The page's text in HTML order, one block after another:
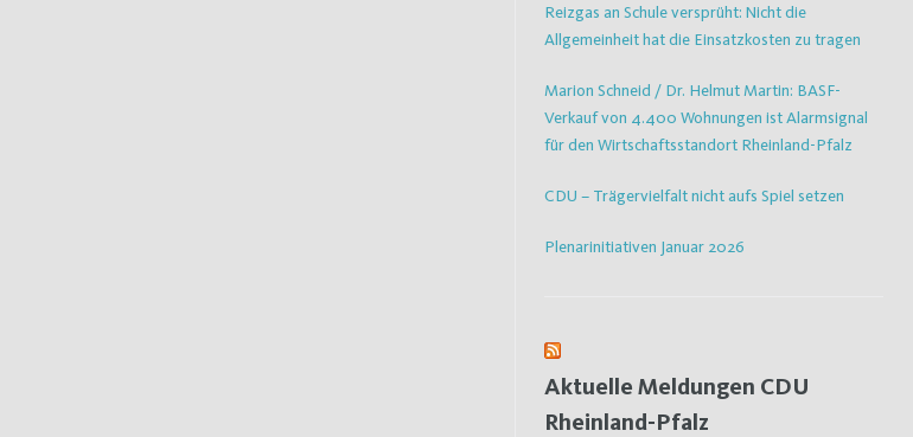
Reizgas an Schule versprüht: Nicht die
Allgemeinheit hat die Einsatzkosten zu tragen
Marion Schneid / Dr. Helmut Martin: BASF-
Verkauf von 4.400 Wohnungen ist Alarmsignal
für den Wirtschaftsstandort Rheinland-Pfalz
CDU – Trägervielfalt nicht aufs Spiel setzen
Plenarinitiativen Januar 2026
Aktuelle Meldungen CDU
Rheinland-Pfalz